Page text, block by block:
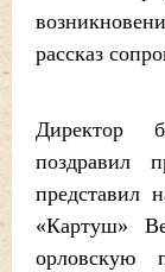
рассказ
Директор
поздравил
представил
«Картуш»
орловскую